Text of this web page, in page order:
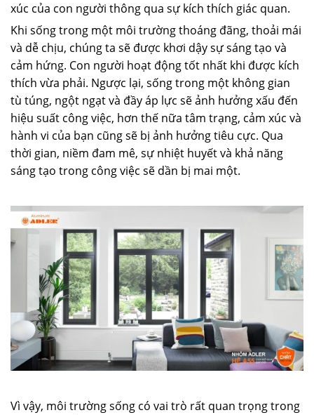
xúc của con người thông qua sự kích thích giác quan.
Khi sống trong một môi trường thoáng đãng, thoải mái
và dễ chịu, chúng ta sẽ được khơi dậy sự sáng tạo và
cảm hứng. Con người hoạt động tốt nhất khi được kích
thích vừa phải. Ngược lại, sống trong một không gian
tù túng, ngột ngạt và đầy áp lực sẽ ảnh hưởng xấu đến
hiệu suất công việc, hơn thế nữa tâm trạng, cảm xúc và
hành vi của bạn cũng sẽ bị ảnh hưởng tiêu cực. Qua
thời gian, niềm đam mê, sự nhiệt huyết và khả năng
sáng tạo trong công việc sẽ dần bị mai một.
Vì vậy, môi trường sống có vai trò rất quan trọng trong